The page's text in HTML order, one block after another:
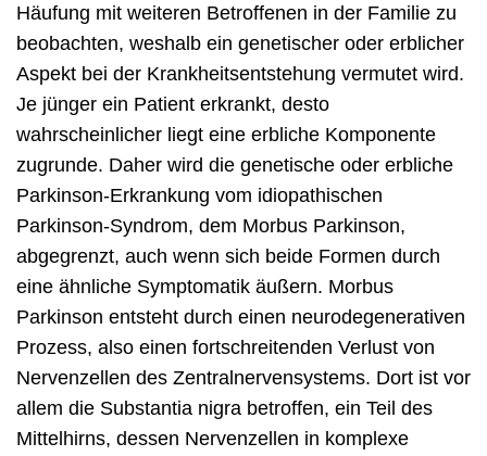
Häufung mit weiteren Betroffenen in der Familie zu
beobachten, weshalb ein genetischer oder erblicher
Aspekt bei der Krankheitsentstehung vermutet wird.
Je jünger ein Patient erkrankt, desto
wahrscheinlicher liegt eine erbliche Komponente
zugrunde. Daher wird die genetische oder erbliche
Parkinson-Erkrankung vom idiopathischen
Parkinson-Syndrom, dem Morbus Parkinson,
abgegrenzt, auch wenn sich beide Formen durch
eine ähnliche Symptomatik äußern. Morbus
Parkinson entsteht durch einen neurodegenerativen
Prozess, also einen fortschreitenden Verlust von
Nervenzellen des Zentralnervensystems. Dort ist vor
allem die Substantia nigra betroffen, ein Teil des
Mittelhirns, dessen Nervenzellen in komplexe